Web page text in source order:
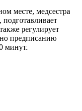
месте, медсестра
регулирует
предписанию
минут.